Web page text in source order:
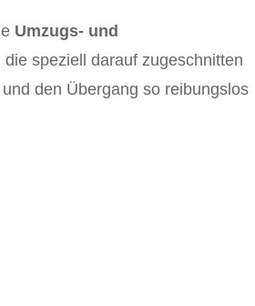
Umzugs- und
die speziell darauf zugeschnitten
den Übergang so reibungslos